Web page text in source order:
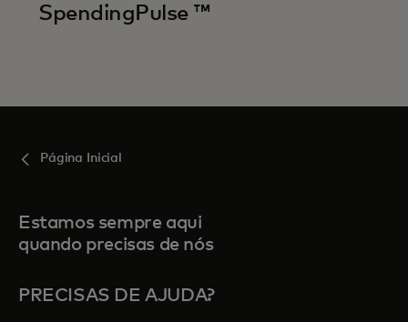
SpendingPulse ™
Página Inicial
Estamos sempre aqui
quando precisas de nós
PRECISAS DE AJUDA?